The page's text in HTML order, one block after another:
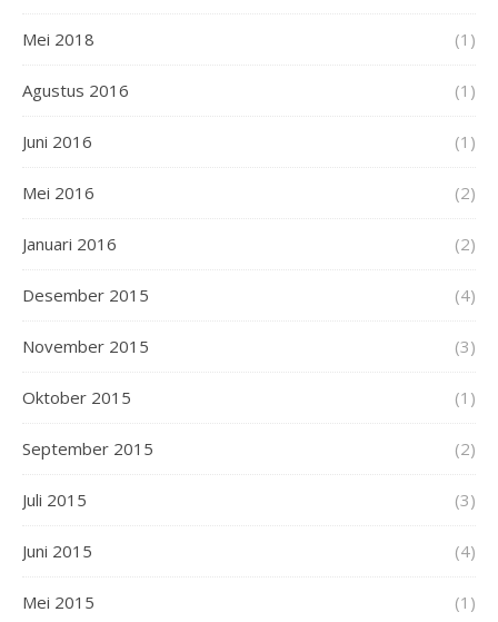
Mei 2018 (1)
Agustus 2016 (1)
Juni 2016 (1)
Mei 2016 (2)
Januari 2016 (2)
Desember 2015 (4)
November 2015 (3)
Oktober 2015 (1)
September 2015 (2)
Juli 2015 (3)
Juni 2015 (4)
Mei 2015 (1)